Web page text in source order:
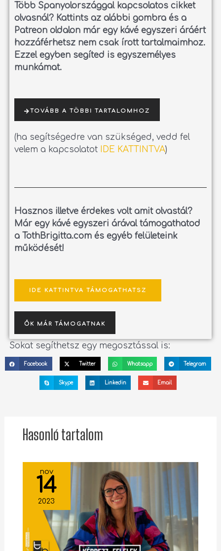
Több Spanyolországgal kapcsolatos cikket
olvasnál? Kattints az alábbi gombra és a
Patreon oldalon már egy kávé egyszeri áráért
hozzáférhetsz nem csak írott tartalmaimhoz.
Ezzel egyben segíted is egyszemélyes
munkámat.
TOVÁBB A TÖBBI TARTALOMHOZ
(ha segítségedre van szükséged, vedd fel
velem a kapcsolatot
IDE KATTINTVA)
Hasznos illetve érdekes volt amit olvastál?
Már egy kávé egyszeri árával támogathatod
a TothBrigitta.com és egyéb felületeink
működését!
IDE KATTINTVA TÁMOGATHATSZ
ŐK MÁR TÁMOGATNAK
Sokat segíthetsz egy megosztással is:
Facebook Twitter Whatsapp Telegram
Skype Linkedin Email
Hasonló tartalom
nov
14
2023